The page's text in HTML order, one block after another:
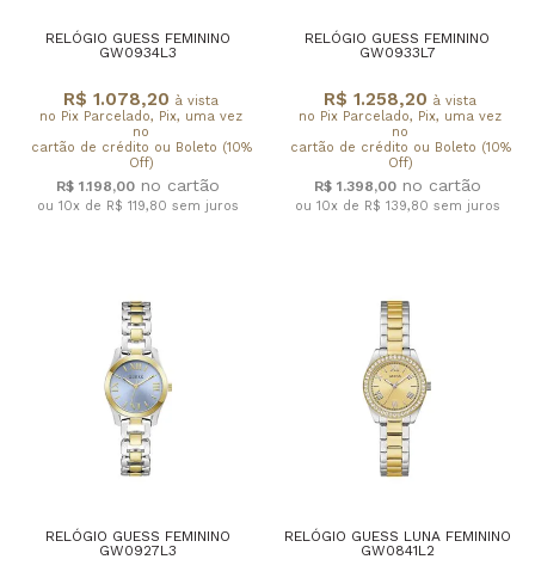
RELÓGIO GUESS FEMININO
GW0934L3
R$ 1.078,20 à vista
no Pix Parcelado, Pix, uma vez
no
cartão de crédito ou Boleto (10%
Off)
R$ 1.198,00
ou 10x de R$ 119,80 sem juros
RELÓGIO GUESS FEMININO
GW0933L7
R$ 1.258,20 à vista
no Pix Parcelado, Pix, uma vez
no
cartão de crédito ou Boleto (10%
Off)
R$ 1.398,00
ou 10x de R$ 139,80 sem juros
RELÓGIO GUESS FEMININO
GW0927L3
RELÓGIO GUESS LUNA FEMININO
GW0841L2